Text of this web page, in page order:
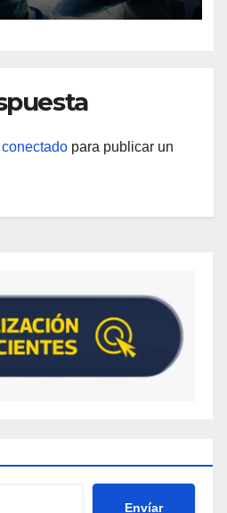
conectado para publicar un
Envíar